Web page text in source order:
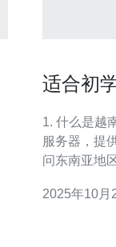
适合初
1. 什么是越南VPS CN2？
服务器，提
问东南亚地区的用户。 它采用
对网络要求较高的场景。 2.
2025年10月